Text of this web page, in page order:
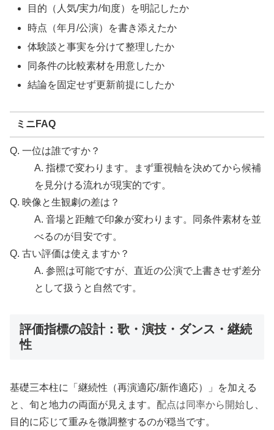
目的（人気/実力/旬度）を明記したか
時点（年月/公演）を書き添えたか
体験談と事実を分けて整理したか
同条件の比較素材を用意したか
結論を固定せず更新前提にしたか
ミニFAQ
Q. 一位は誰ですか？
A. 指標で変わります。まず重視軸を決めてから候補
を見分ける流れが現実的です。
Q. 映像と生観劇の差は？
A. 音場と距離で印象が変わります。同条件素材を並
べるのが目安です。
Q. 古い評価は使えますか？
A. 参照は可能ですが、直近の公演で上書きせず差分
として扱うと自然です。
評価指標の設計：歌・演技・ダンス・継続
性
基礎三本柱に「継続性（再演適応/新作適応）」を加える
と、旬と地力の両面が見えます。 配点は同率から開始し、
目的に応じて重みを微調整するのが穏当です。